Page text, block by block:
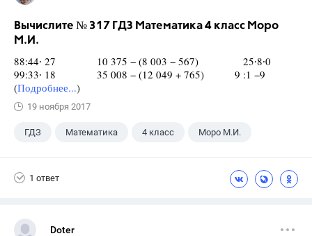
Вычислите № 317 ГДЗ Математика 4 класс Моро
М.И.
88:44∙ 27 10 375 − (8 003 − 567) 25∙8∙0
99:33∙ 18 35 008 − (12 049 + 765) 9 :1 −9
(Подробнее...)
19 ноября 2017
ГДЗ Математика 4 класс Моро М.И.
1 ответ
Doter